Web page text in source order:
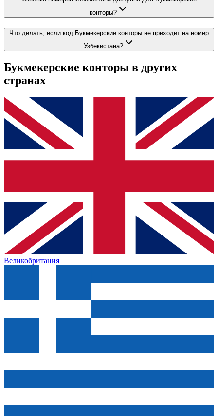
конторы?
Что делать, если код Букмекерские конторы не приходит на номер
Узбекистана?
Букмекерские конторы в других
странах
Великобритания